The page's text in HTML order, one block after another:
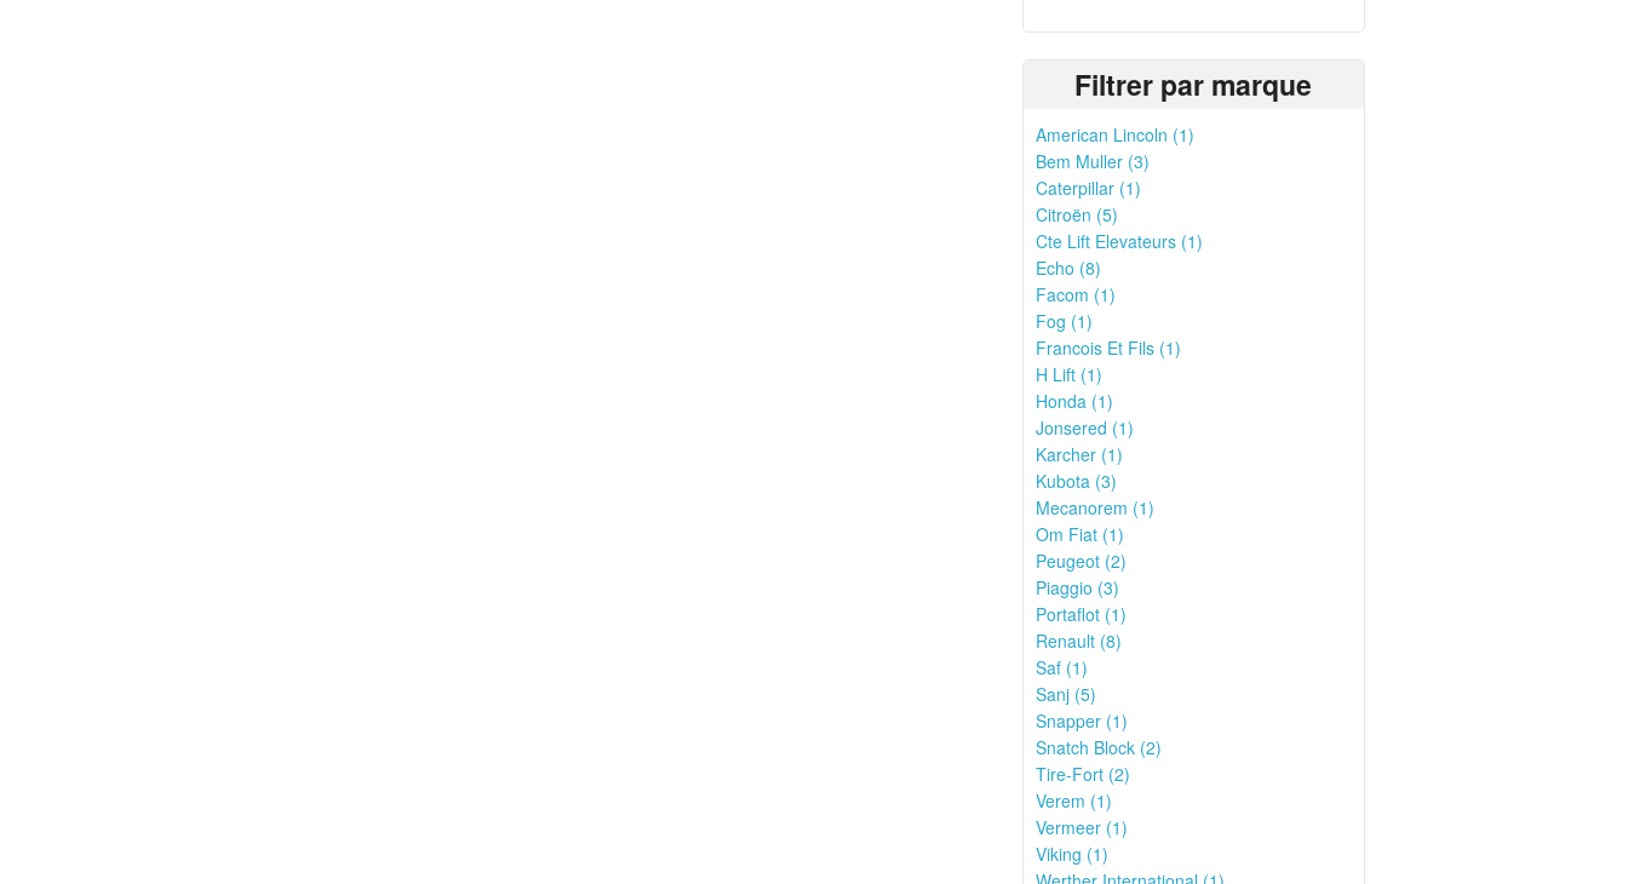
Filtrer par marque
American Lincoln (1)
Bem Muller (3)
Caterpillar (1)
Citroën (5)
Cte Lift Elevateurs (1)
Echo (8)
Facom (1)
Fog (1)
Francois Et Fils (1)
H Lift (1)
Honda (1)
Jonsered (1)
Karcher (1)
Kubota (3)
Mecanorem (1)
Om Fiat (1)
Peugeot (2)
Piaggio (3)
Portaflot (1)
Renault (8)
Saf (1)
Sanj (5)
Snapper (1)
Snatch Block (2)
Tire-Fort (2)
Verem (1)
Vermeer (1)
Viking (1)